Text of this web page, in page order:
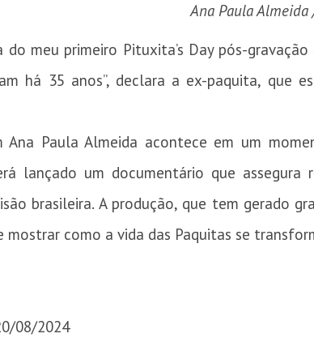
Ana Paula Almeida
do meu primeiro Pituxita’s Day pós-
há 35 anos”, declara a ex-paquita, que
Ana Paula Almeida acontece em um
lançado um documentário que
brasileira. A produção, que tem gerado
mostrar como a vida das Paquitas se
08/2024